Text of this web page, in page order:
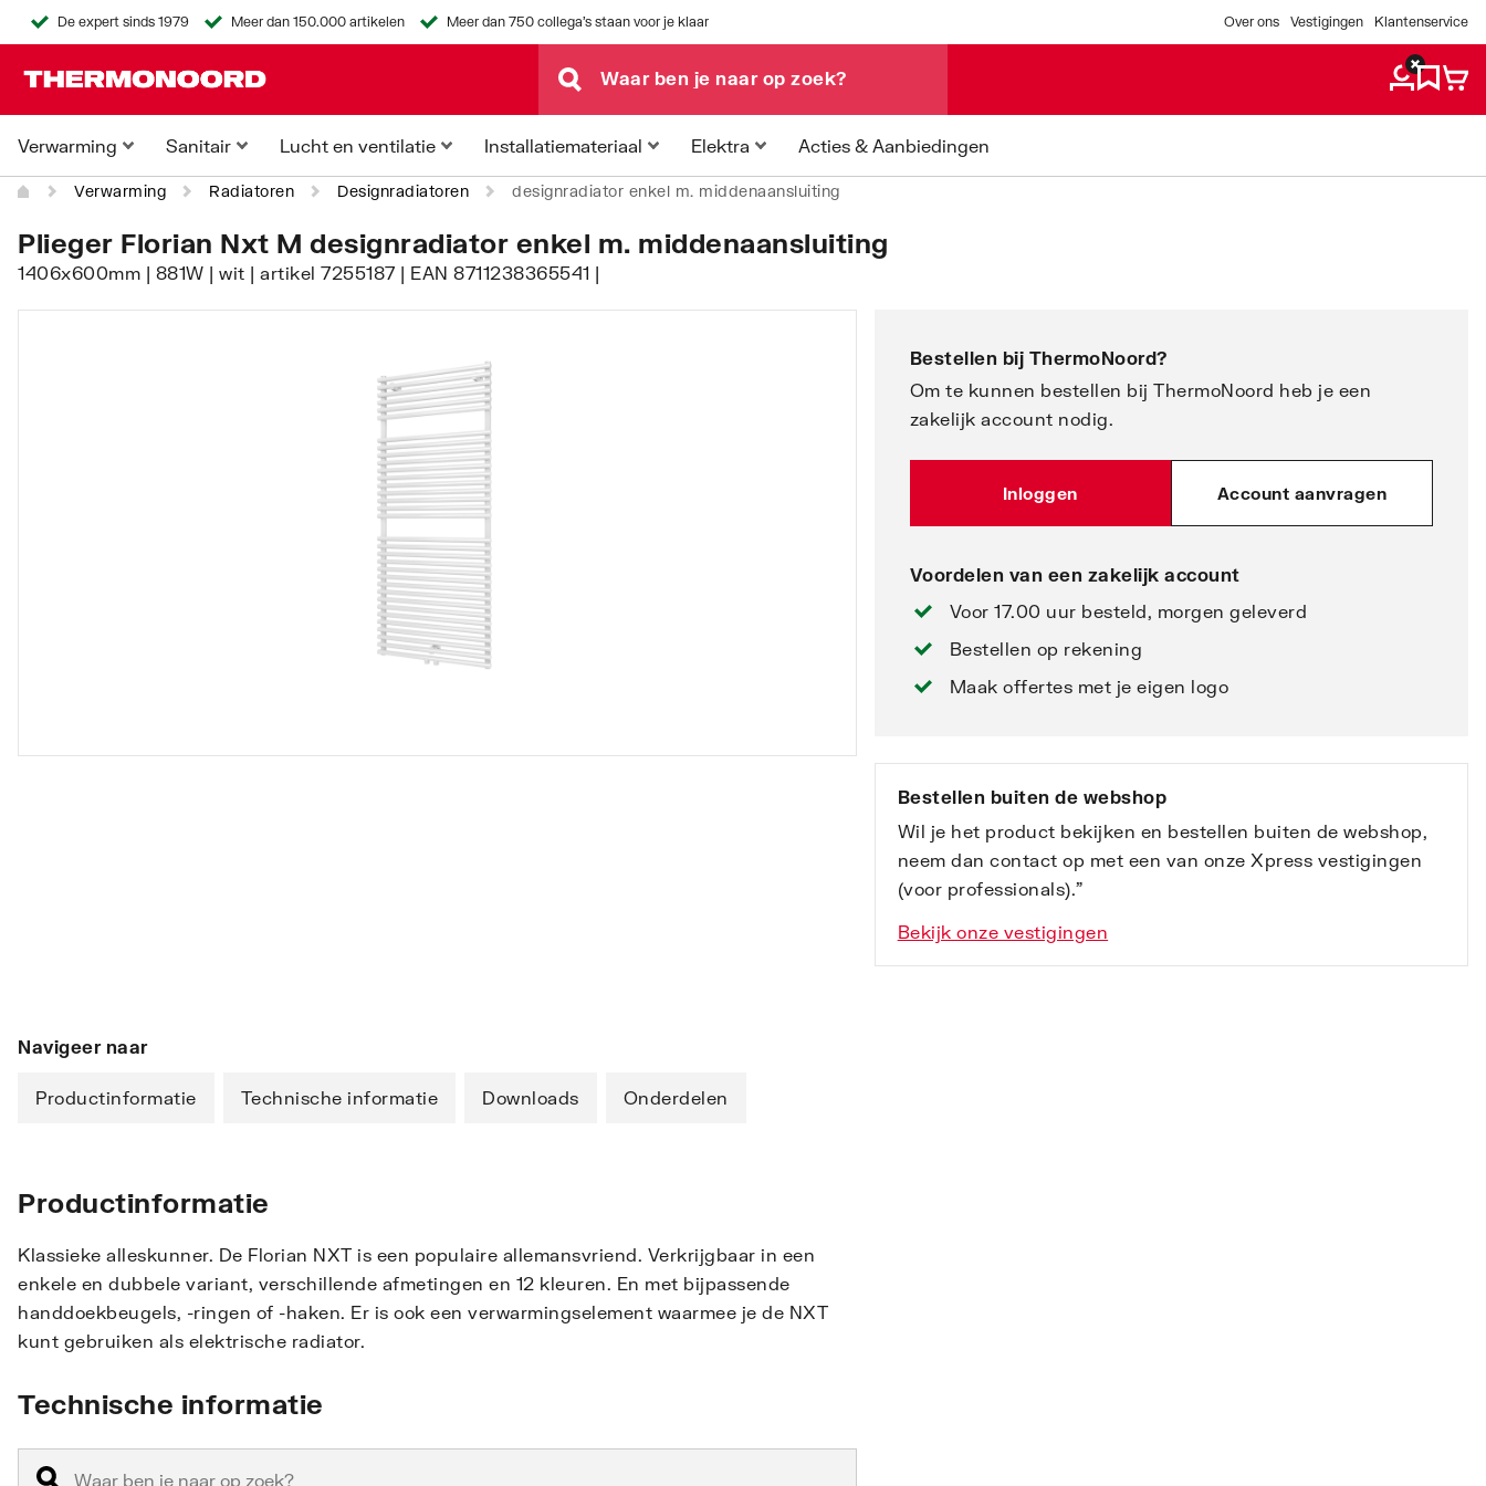
De expert sinds 1979 Meer dan 150.000 artikelen Meer dan 750 collega's staan voor je klaar Over ons Vestigingen Klantenservice
Verwarming Sanitair Lucht en ventilatie Installatiemateriaal Elektra Acties & Aanbiedingen
Verwarming Radiatoren Designradiatoren designradiator enkel m. middenaansluiting
Plieger Florian Nxt M designradiator enkel m. middenaansluiting
1406x600mm | 881W | wit | artikel 7255187 | EAN 8711238365541 |
Bestellen bij ThermoNoord?
Om te kunnen bestellen bij ThermoNoord heb je een
zakelijk account nodig.
Inloggen Account aanvragen
Voordelen van een zakelijk account
Voor 17.00 uur besteld, morgen geleverd
Bestellen op rekening
Maak offertes met je eigen logo
Bestellen buiten de webshop
Wil je het product bekijken en bestellen buiten de webshop,
neem dan contact op met een van onze Xpress vestigingen
(voor professionals).”
Bekijk onze vestigingen
Navigeer naar
Productinformatie Technische informatie Downloads Onderdelen
Productinformatie
Klassieke alleskunner. De Florian NXT is een populaire allemansvriend. Verkrijgbaar in een
enkele en dubbele variant, verschillende afmetingen en 12 kleuren. En met bijpassende
handdoekbeugels, -ringen of -haken. Er is ook een verwarmingselement waarmee je de NXT
kunt gebruiken als elektrische radiator.
Technische informatie